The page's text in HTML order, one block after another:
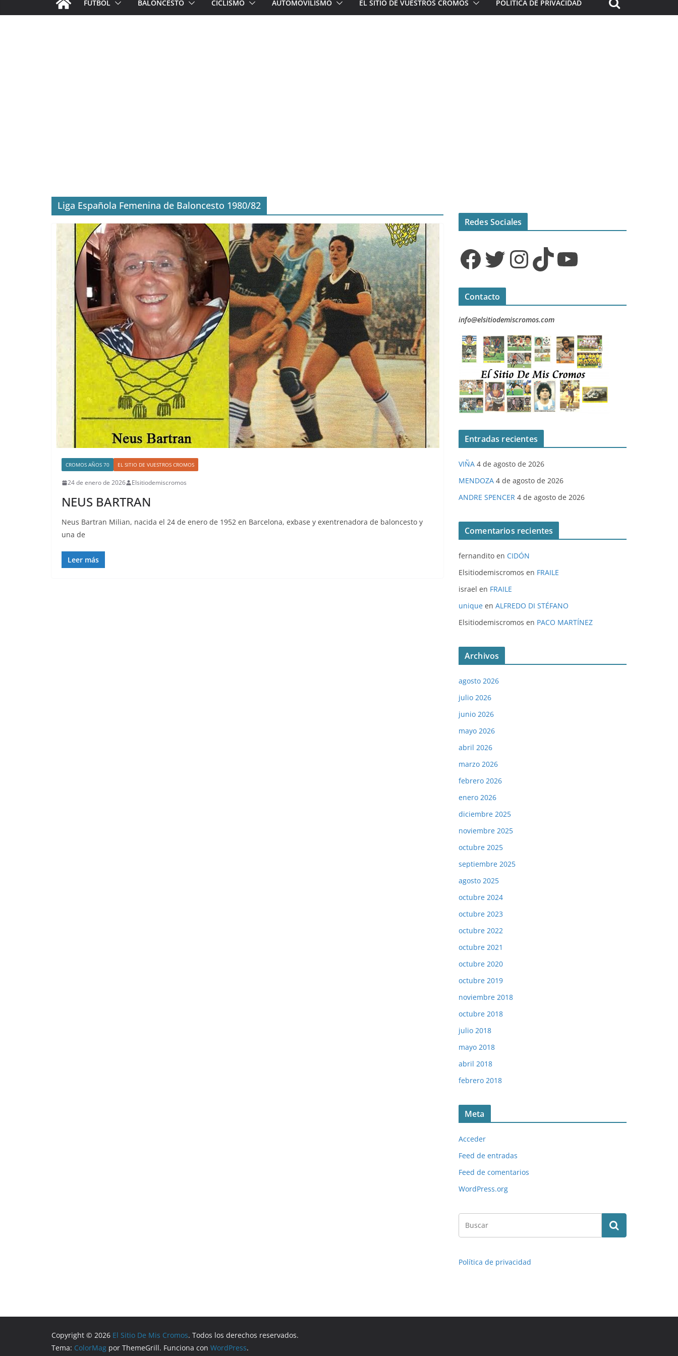
FÚTBOL BALONCESTO CICLISMO AUTOMOVILISMO EL SITIO DE VUESTROS CROMOS POLÍTICA DE PRIVACIDAD
Liga Española Femenina de Baloncesto 1980/82
CROMOS AÑOS 70 EL SITIO DE VUESTROS CROMOS
24 de enero de 2026 Elsitiodemiscromos
NEUS BARTRAN
Neus Bartran Milian, nacida el 24 de enero de 1952 en Barcelona, exbase y exentrenadora de baloncesto y
una de
Leer más
Redes Sociales
Facebook Twitter InstagramTikTok YouTube
Contacto
info@elsitiodemiscromos.com
Entradas recientes
VIÑA 4 de agosto de 2026
MENDOZA 4 de agosto de 2026
ANDRE SPENCER 4 de agosto de 2026
Comentarios recientes
fernandito en CIDÓN
Elsitiodemiscromos en FRAILE
israel en FRAILE
unique en ALFREDO DI STÉFANO
Elsitiodemiscromos en PACO MARTÍNEZ
Archivos
agosto 2026
julio 2026
junio 2026
mayo 2026
abril 2026
marzo 2026
febrero 2026
enero 2026
diciembre 2025
noviembre 2025
octubre 2025
septiembre 2025
agosto 2025
octubre 2024
octubre 2023
octubre 2022
octubre 2021
octubre 2020
octubre 2019
noviembre 2018
octubre 2018
julio 2018
mayo 2018
abril 2018
febrero 2018
Meta
Acceder
Feed de entradas
Feed de comentarios
WordPress.org
Política de privacidad
Copyright © 2026 El Sitio De Mis Cromos. Todos los derechos reservados.
Tema: ColorMag por ThemeGrill. Funciona con WordPress.